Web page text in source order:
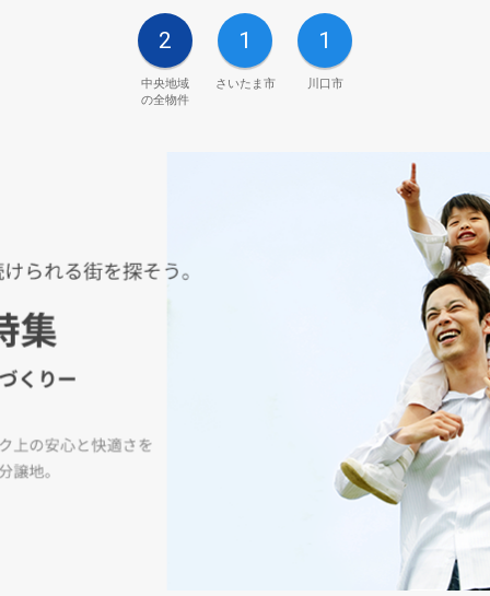
2
中央地域
の全物件
1
さいたま市
1
川口市